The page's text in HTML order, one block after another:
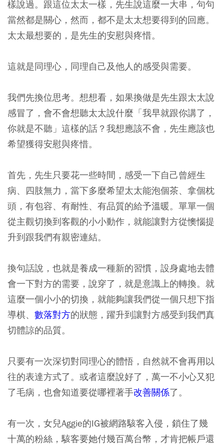
樣說過。跟這位太太一樣，先生說這麼一大串，句句
當然都是關心，然而，都不是太太想要得到的回應。
太太最想要的，是先生的安慰與疼惜。
這就是同理心，同理自己及他人的感受與需要。
我們先換位思考。想想看，如果換做是先生跟太太說
感冒了，會不會想聽太太說什麼「我早就跟你講了，
你就是不聽」這樣的話？我想應該不會，先生應該也
希望獲得安慰與疼惜。
首先，先生只要花一些時間，感受一下自己曾經生
病、四肢無力，當下多麼希望太太能泡個茶、拿個枕
頭，有包容、有耐性、有品質的給予溫暖。單單一個
從主觀切換到客觀的小小動作，就能讓對方從懊惱提
升到跟我們有親密連結。
換句話說，也就是養成一種新的習慣，設身處地去體
會一下對方的需要，說穿了，就是意識上的轉換。就
這麼一個小小的切換，就能夠讓我們從一個只想下指
導棋、 數落對方的狀態，躍升到讓對方感受到我們真
切體諒的品質。
只要有一次深切對同理心的體悟，自然就不會再用以
往的表達方式了。或者這麼說好了，萬一不小心又犯
了毛病，也會知道要從哪裡著手改善關係了。
有一次，女兒Aggie的IG被網路駭客入侵，鎖住了幾
十萬的粉絲，駭客要她付幾百萬台幣，才肯把帳戶還